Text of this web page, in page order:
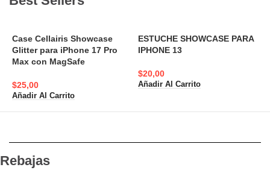
Case Cellairis Showcase
Glitter para iPhone 17 Pro
Max con MagSafe
$25,00
Añadir Al Carrito
ESTUCHE SHOWCASE PARA
IPHONE 13
$20,00
Añadir Al Carrito
Rebajas